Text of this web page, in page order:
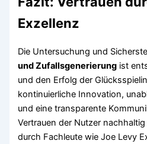
Exzellenz
Die Untersuchung und
und Zufallsgenerierung ist
und den Erfolg der
kontinuierliche Innovation,
und eine transparente
Vertrauen der Nutzer
durch Fachleute wie Joe Levy